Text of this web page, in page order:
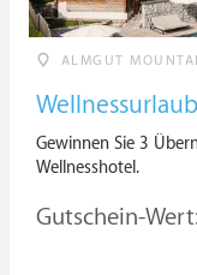
ALMGUT
Gewinnen Sie 3
Wellnesshotel.
Gutschein-